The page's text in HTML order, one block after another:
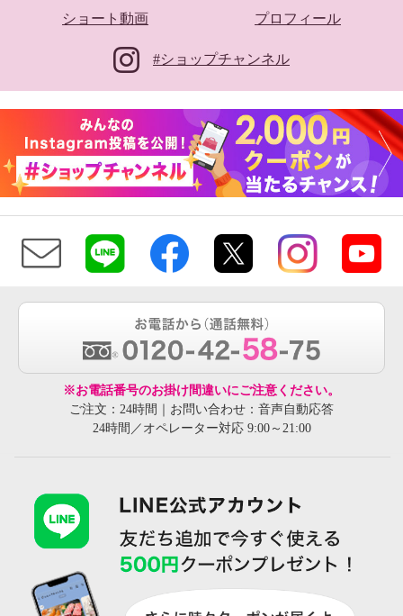
ショート動画 プロフィール
#ショップチャンネル
※お電話番号のお掛け間違いにご注意ください。
ご注文：24時間｜お問い合わせ：音声自動応答
24時間／オペレーター対応 9:00～21:00